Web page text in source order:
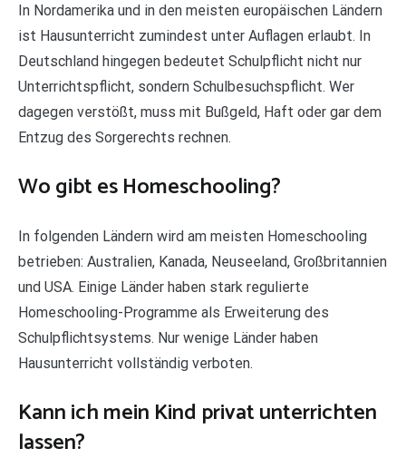
In Nordamerika und in den meisten europäischen Ländern
ist Hausunterricht zumindest unter Auflagen erlaubt. In
Deutschland hingegen bedeutet Schulpflicht nicht nur
Unterrichtspflicht, sondern Schulbesuchspflicht. Wer
dagegen verstößt, muss mit Bußgeld, Haft oder gar dem
Entzug des Sorgerechts rechnen.
Wo gibt es Homeschooling?
In folgenden Ländern wird am meisten Homeschooling
betrieben: Australien, Kanada, Neuseeland, Großbritannien
und USA. Einige Länder haben stark regulierte
Homeschooling-Programme als Erweiterung des
Schulpflichtsystems. Nur wenige Länder haben
Hausunterricht vollständig verboten.
Kann ich mein Kind privat unterrichten
lassen?